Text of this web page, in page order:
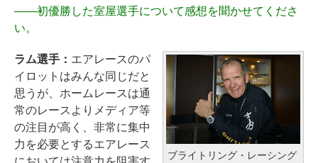
――初優勝した室屋選手について感想を聞かせてくださ
い。
ブライトリング・レーシング
ラム選手： エアレースのパ
イロットはみんな同じだと
思うが、ホームレースは通
常のレースよりメディア等
の注目が高く、非常に集中
力を必要とするエアレース